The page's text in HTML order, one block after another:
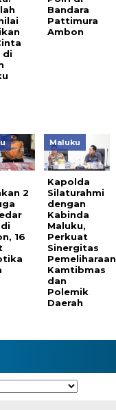
di
Bandara
Pattimura
Ambon
2
16
Maluku
Kapolda
Silaturahmi
dengan
Kabinda
Maluku,
Perkuat
Sinergitas
Pemeliharaan
Kamtibmas
dan
Polemik
Daerah